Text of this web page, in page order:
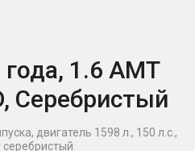
1.6 AMT
Серебристый
двигатель 1598 л., 150 л.с.,
серебристый